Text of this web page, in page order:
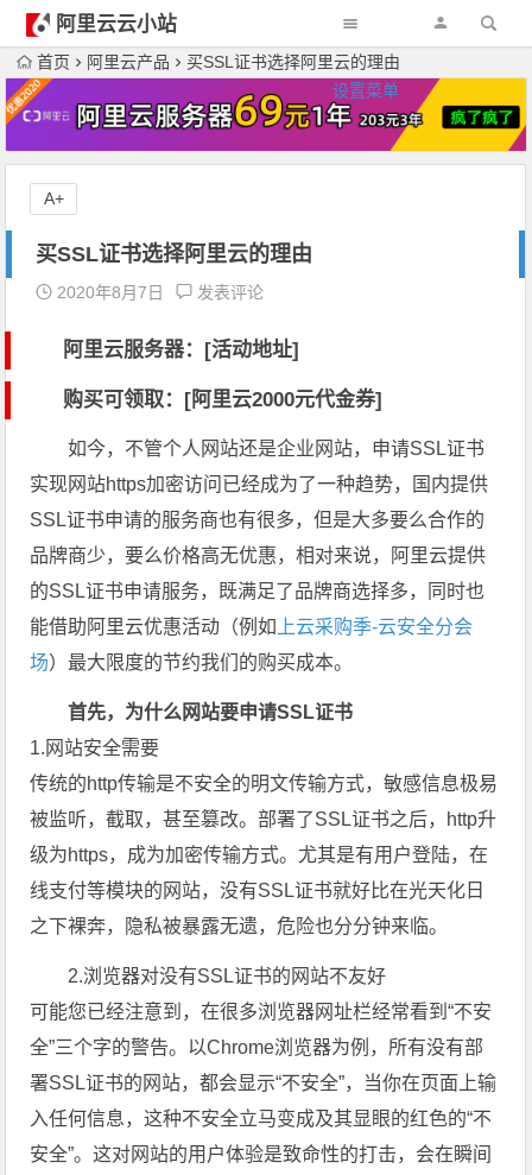
阿里云云小站
设置菜单
首页 阿里云产品 买SSL证书选择阿里云的理由
买SSL证书选择阿里云的理由
2020年8月7日 发表评论
阿里云服务器：[活动地址]
购买可领取：[阿里云2000元代金券]
如今，不管个人网站还是企业网站，申请SSL证书
实现网站https加密访问已经成为了一种趋势，国内提供
SSL证书申请的服务商也有很多，但是大多要么合作的
品牌商少，要么价格高无优惠，相对来说，阿里云提供
的SSL证书申请服务，既满足了品牌商选择多，同时也
能借助阿里云优惠活动（例如 上云采购季-云安全分会
场）最大限度的节约我们的购买成本。
首先，为什么网站要申请SSL证书
1.网站安全需要
传统的http传输是不安全的明文传输方式，敏感信息极易
被监听，截取，甚至篡改。部署了SSL证书之后，http升
级为https，成为加密传输方式。尤其是有用户登陆，在
线支付等模块的网站，没有SSL证书就好比在光天化日
之下裸奔，隐私被暴露无遗，危险也分分钟来临。
2.浏览器对没有SSL证书的网站不友好
可能您已经注意到，在很多浏览器网址栏经常看到“不安
全”三个字的警告。以Chrome浏览器为例，所有没有部
署SSL证书的网站，都会显示“不安全”，当你在页面上输
入任何信息，这种不安全立马变成及其显眼的红色的“不
安全”。这对网站的用户体验是致命性的打击，会在瞬间
A+